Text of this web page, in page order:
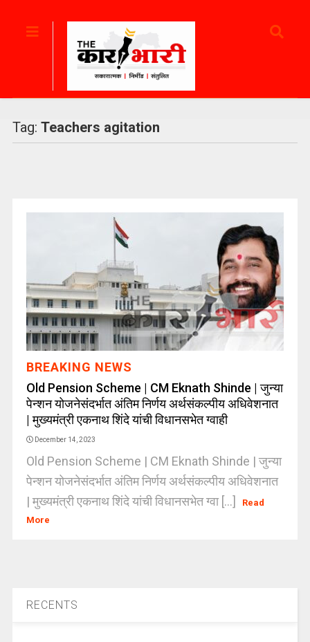
Tag: Teachers agitation
BREAKING NEWS
Old Pension Scheme | CM Eknath Shinde | जुन्या
पेन्शन योजनेसंदर्भात अंतिम निर्णय अर्थसंकल्पीय अधिवेशनात
| मुख्यमंत्री एकनाथ शिंदे यांची विधानसभेत ग्वाही
December 14, 2023
Old Pension Scheme | CM Eknath Shinde | जुन्या
पेन्शन योजनेसंदर्भात अंतिम निर्णय अर्थसंकल्पीय अधिवेशनात
| मुख्यमंत्री एकनाथ शिंदे यांची विधानसभेत ग्वा [...]
Read
More
RECENTS